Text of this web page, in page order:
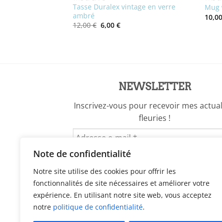
Note de confidentialité
Notre site utilise des cookies pour offrir les
fonctionnalités de site nécessaires et améliorer votre
expérience. En utilisant notre site web, vous acceptez
notre politique de confidentialité.
Tasse Duralex vintage en verre
ambré
12,00€ Le
prix
6,00€Le
Mug
NEWSLETTER
Inscrivez-vous pour recevoir mes
fleuries !